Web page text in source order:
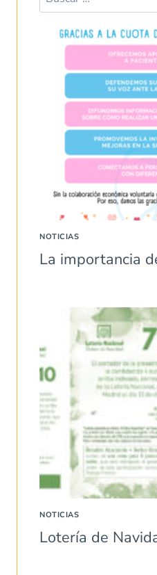
NOTICIAS
La importancia
NOTICIAS
Lotería de